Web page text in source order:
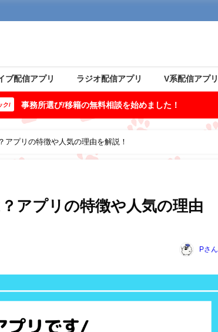
ブ配信アプリ ラジオ配信アプリ V系配信アプリ
ク/ 事務所選び/移籍の無料相談を始めました！
プリの特徴や人気の理由を解説！
アプリの特徴や人気の理由
Pさん